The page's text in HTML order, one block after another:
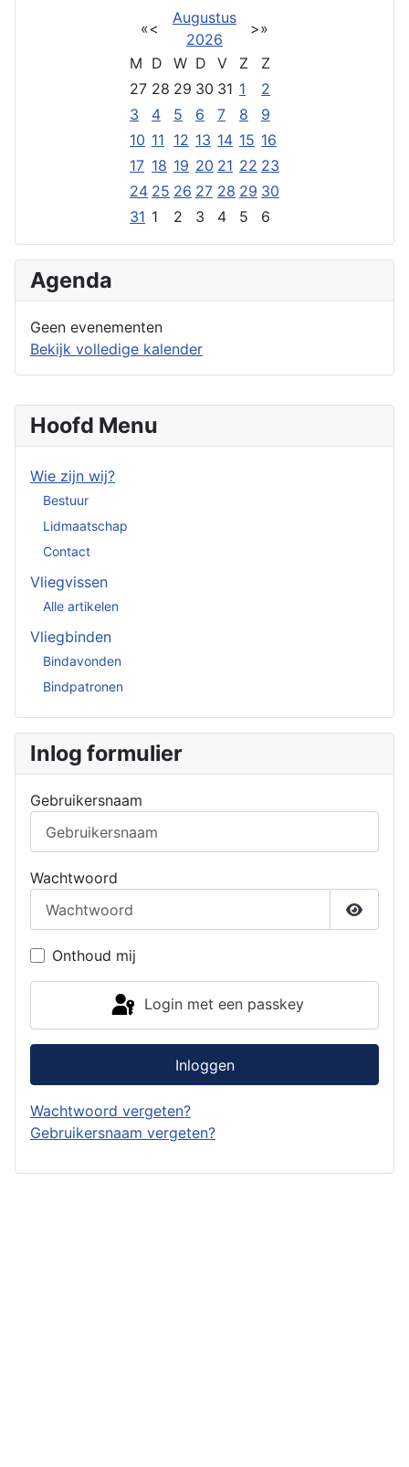
Hoofd Menu
Wie zijn wij?
Bestuur
Lidmaatschap
Contact
Vliegvissen
Alle artikelen
Vliegbinden
Bindavonden
Bindpatronen
Inlog formulier
Gebruikersnaam
Wachtwoord
Toon
Onthoud mij
Login met een passkey
Inloggen
Wachtwoord vergeten?
Gebruikersnaam vergeten?
«<
Augustus
2026
>»
M D W D V Z
Z
27 28 29 30 31 1
2
3
4 5 6 7 8
9
10 11 12 13 14 15 16
17 18 19 20 21 22 23
24 25 26 27 28 29 30
31 1 2 3 4 5 6
Agenda
Geen evenementen
Bekijk volledige kalender